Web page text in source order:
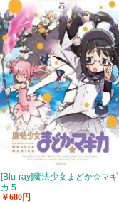
[Blu-ray]魔法少女まどか☆マギ
カ 5
￥680円